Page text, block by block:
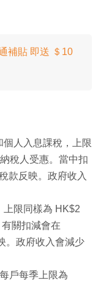
補貼 即送 ＄10
個人入息課稅，上限
稅人受惠。當中扣
款反映。政府收入
上限同樣為 HK$2
關扣減會在
。政府收入會減少
戶每季上限為